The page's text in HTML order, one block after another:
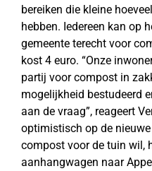
bereiken die kleine
hebben. Iedereen kan op
gemeente terecht voor
kost 4 euro. “Onze
partij voor compost in
mogelijkheid bestudeerd
aan de vraag”, reageert
optimistisch op de
compost voor de tuin wil,
aanhangwagen naar